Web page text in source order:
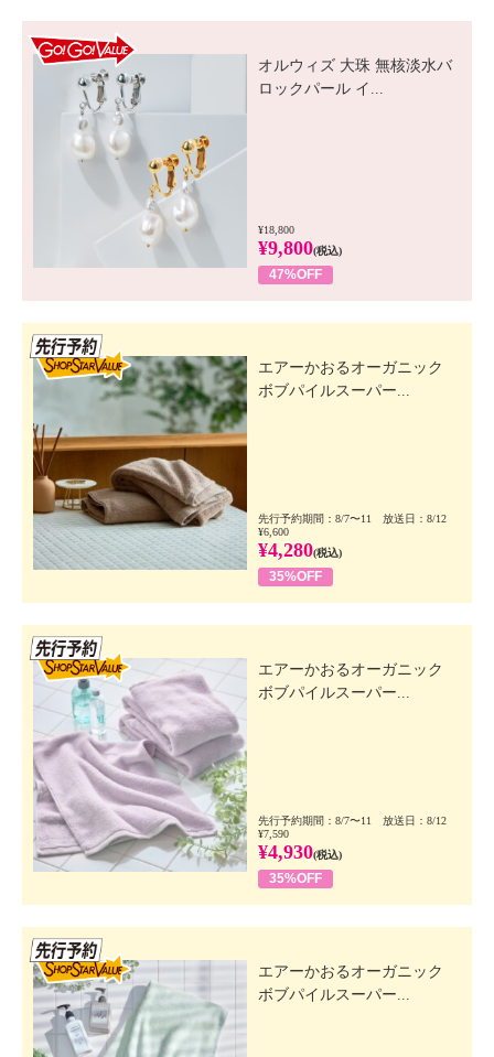
オルウィズ 大珠 無核淡水バ
ロックパール イ...
¥18,800
¥9,800(税込)
47%OFF
エアーかおるオーガニック
ボブパイルスーパー...
先行予約期間：8/7〜11 放送日：8/12
¥6,600
¥4,280(税込)
35%OFF
エアーかおるオーガニック
ボブパイルスーパー...
先行予約期間：8/7〜11 放送日：8/12
¥7,590
¥4,930(税込)
35%OFF
エアーかおるオーガニック
ボブパイルスーパー...